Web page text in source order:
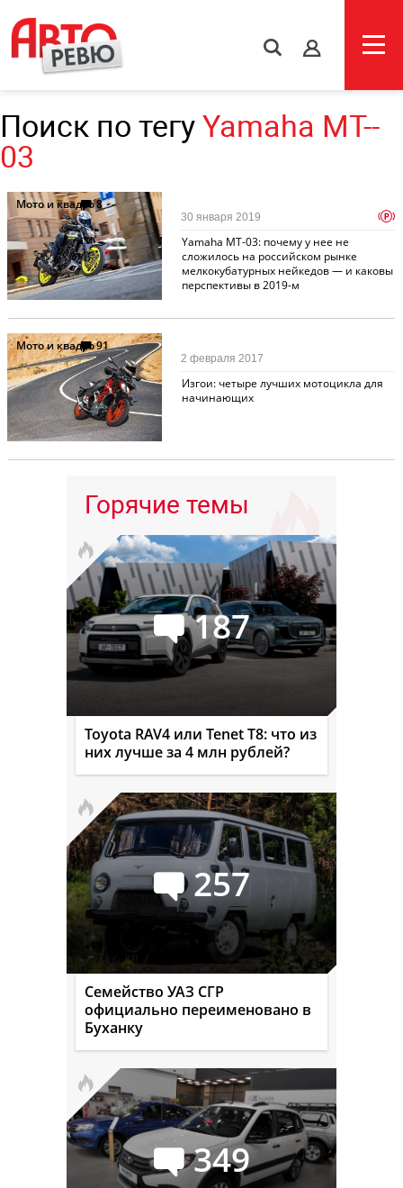
s
Поиск по тегу Yamaha ­­MT-­
03
Мото и квадро8
Yamaha MT-03: почему у нее не
сложилось на российском рынке
мелкокубатурных нейкедов — и каковы
перспективы в 2019-м
30 января 2019 p
Мото и квадро91
Изгои: четыре лучших мотоцикла для
начинающих
2 февраля 2017
Горячие темы
187
Toyota RAV4 или Tenet T8: что из
них лучше за 4 млн рублей?
257
Семейство УАЗ СГР
официально переименовано в
Буханку
349